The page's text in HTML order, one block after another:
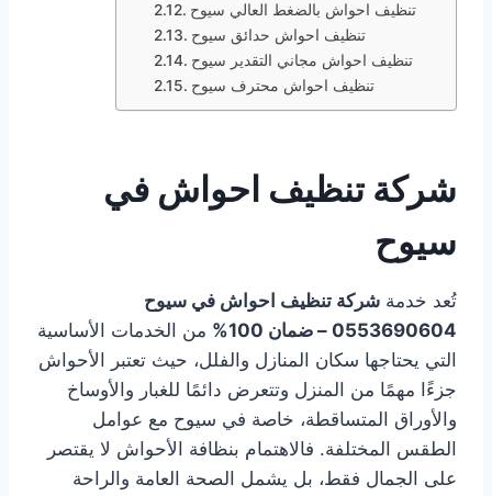
تنظيف احواش بالضغط العالي سيوح
تنظيف احواش حدائق سيوح
تنظيف احواش مجاني التقدير سيوح
تنظيف احواش محترف سيوح
شركة تنظيف احواش في
سيوح
تُعد خدمة شركة تنظيف احواش في سيوح
0553690604 – ضمان 100%
من الخدمات الأساسية
التي يحتاجها سكان المنازل والفلل، حيث تعتبر الأحواش
جزءًا مهمًا من المنزل وتتعرض دائمًا للغبار والأوساخ
والأوراق المتساقطة، خاصة في سيوح مع عوامل
الطقس المختلفة. فالاهتمام بنظافة الأحواش لا يقتصر
على الجمال فقط، بل يشمل الصحة العامة والراحة